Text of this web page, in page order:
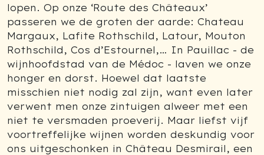
lopen. Op onze ‘Route des Châteaux’
passeren we de groten der aarde: Chateau
Margaux, Lafite Rothschild, Latour, Mouton
Rothschild, Cos d’Estournel,… In Pauillac - de
wijnhoofdstad van de Médoc - laven we onze
honger en dorst. Hoewel dat laatste
misschien niet nodig zal zijn, want even later
verwent men onze zintuigen alweer met een
niet te versmaden proeverij. Maar liefst vijf
voortreffelijke wijnen worden deskundig voor
ons uitgeschonken in Château Desmirail, een